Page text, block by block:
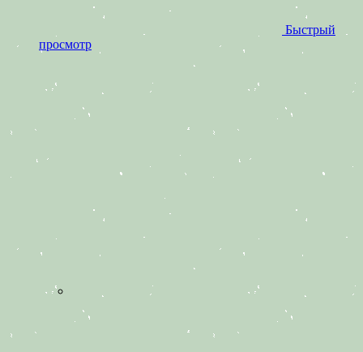
Быстрый
просмотр